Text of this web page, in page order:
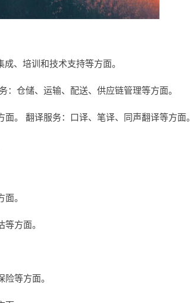
、培训和技术支持等方面。
仓储、运输、配送、供应链管理等方面。
。 翻译服务：口译、笔译、同声翻译等方面。
。
方面。
等方面。